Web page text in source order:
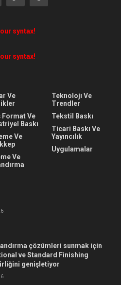
syntax!
syntax!
Ve
Format Ve
Baskı
Ve
Ve
Teknolojı Ve
Trendler
Tekstil Baskı
Ticari Baskı Ve
Yayıncılık
Uygulamalar
çözümleri sunmak için
ve Standard Finishing
genişletiyor